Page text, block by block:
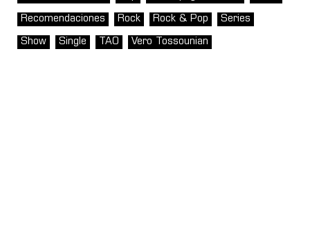
Recomendaciones Rock Rock & Pop Series
Show Single TAO Vero Tossounian